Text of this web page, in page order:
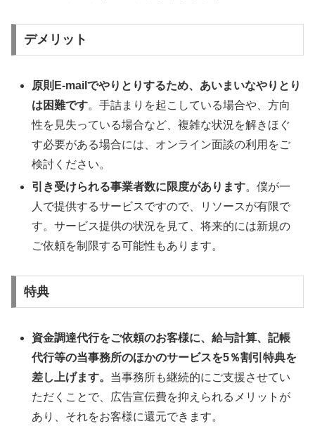
デメリット
原則E-mailでやりとりするため、あいまいなやりとり
は困難です。手詰まりを起こしている場合や、方向
性を見失っている場合など、複雑な状況を解きほぐ
す必要がある場合には、オンライン面談の利用をご
検討ください。
引き受けられる事業者数に限度があります。僕が一
人で提供するサービスですので、リソースが有限で
す。サービス提供の状況を見て、将来的には新規の
ご依頼を制限する可能性もあります。
特典
資金調達代行をご依頼のお客様に、給与計算、記帳
代行等の当事務所のほかのサービスを5％割引特典を
差し上げます。 当事務所も継続的にご支援させてい
ただくことで、広告宣伝費を抑えられるメリットが
あり、それをお客様に還元できます。